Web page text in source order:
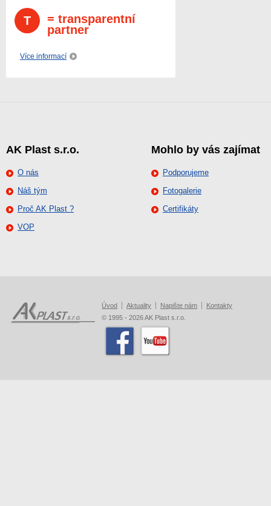
T
= transparentní
partner
Více informací
AK Plast s.r.o.
O nás
Náš tým
Proč AK Plast ?
VOP
Mohlo by vás zajímat
Podporujeme
Fotogalerie
Certifikáty
Úvod Aktuality Napište nám
Kontakty
© 1995 - 2026 AK Plast s.r.o.